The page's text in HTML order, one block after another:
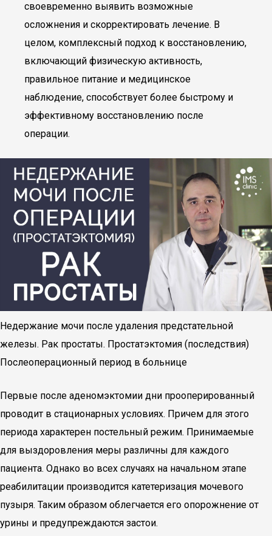
своевременно выявить возможные
осложнения и скорректировать лечение. В
целом, комплексный подход к восстановлению,
включающий физическую активность,
правильное питание и медицинское
наблюдение, способствует более быстрому и
эффективному восстановлению после
операции.
Недержание мочи после удаления предстательной
железы. Рак простаты. Простатэктомия (последствия)
Послеоперационный период в больнице
Первые после аденомэктомии дни прооперированный
проводит в стационарных условиях. Причем для этого
периода характерен постельный режим. Принимаемые
для выздоровления меры различны для каждого
пациента. Однако во всех случаях на начальном этапе
реабилитации производится катетеризация мочевого
пузыря. Таким образом облегчается его опорожнение от
урины и предупреждаются застои.